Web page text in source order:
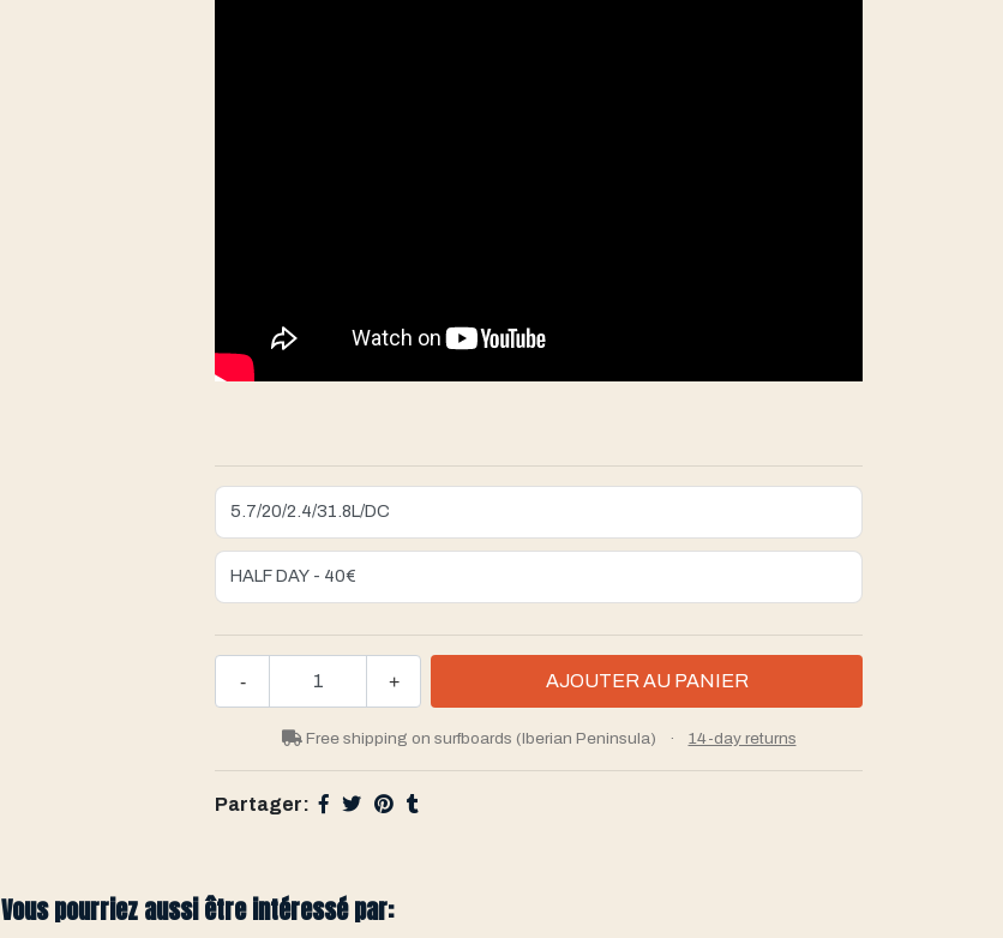
+
-
Free shipping on surfboards (Iberian Peninsula) · 14-day returns
Partager:
Vous pourriez aussi être intéressé par: